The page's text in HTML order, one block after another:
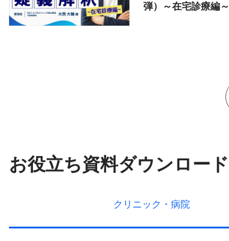
弾）～在宅診療編～
お役立ち資料ダウンロード
クリニック・ 病院